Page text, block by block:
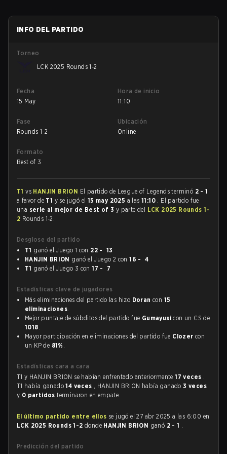
INFO DEL PARTIDO
Torneo
LCK 2025 Rounds 1-2
Fecha
15 May
Hora de inicio
11:10
Fase
Rounds 1-2
Ubicación
Online
Formato
Best of 3
T1vs HANJIN BRION El partido de League of Legends terminó 2 - 1
a favor de T1 y se jugó el 15 may 2025 a las11:10 . El partido fue
una serie al mejor de Best of 3 y parte del LCK 2025 Rounds 1-
2 Rounds 1-2.
Desglose del partido
T1 ganó el Juego 1 con 22 - 13
HANJIN BRION ganó el Juego 2 con16 - 4
T1 ganó el Juego 3 con17 - 7
Estadísticas clave de jugadores
Más eliminaciones del partido las hizo Doran con 15
eliminaciones.
Mejor puntaje de súbditos del partido fue Gumayusi con un CS de
1018.
Mayor participación en eliminaciones del partido fue Clozer con
un KP de 81% .
Estadísticas cara a cara
T1 y HANJIN BRION se habían enfrentado anteriormente17 veces .
T1 había ganado14 veces , HANJIN BRION había ganado3 veces
y 0 partidosterminaron en empate.
El último partido entre ellos se jugó el 27 abr 2025 a las 6:00 en
LCK 2025 Rounds 1-2 donde HANJIN BRION ganó 2 - 1 .
Predicción del partido